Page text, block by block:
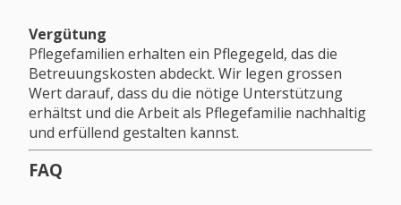
Vergütung
Pflegefamilien erhalten ein Pflegegeld, das die
Betreuungskosten abdeckt. Wir legen grossen
Wert darauf, dass du die nötige Unterstützung
erhältst und die Arbeit als Pflegefamilie nachhaltig
und erfüllend gestalten kannst.
FAQ